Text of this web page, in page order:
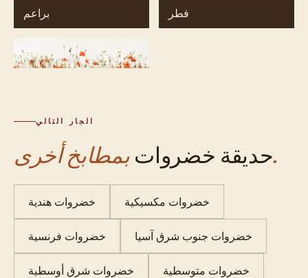
براعم فطر
زهور
الجار التالي
حديقة خضرواتبمطابخ أخرى.
خضروات هندية خضروات مكسيكية
خضروات فرنسية خضروات جنوب شرق آسيا
خضروات شرق أوسطية خضروات متوسطية